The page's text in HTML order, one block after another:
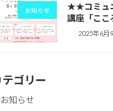
お知らせ
★★コミュ
講座「ここ
2025年6月
テゴリー
お知らせ